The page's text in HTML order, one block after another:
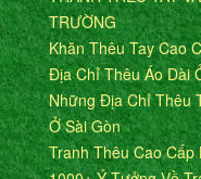
TRƯỜNG
Khăn Thêu Tay Cao
Địa Chỉ Thêu Áo Dài
Những Địa Chỉ Thêu
Ở Sài Gòn
Tranh Thêu Cao Cấp